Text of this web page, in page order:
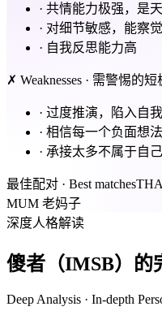
· 共情能力极强，是
· 对细节敏感，能察
· 自我反思能力高
✗ Weaknesses · 需警惕的短
· 过度推演，陷入自
· 相信每一个负面想法
· 承接太多不属于自
最佳配对 · Best matches
MUM 老妈子
深度人格解读
傻者（IMSB）的
Deep Analysis · In-depth